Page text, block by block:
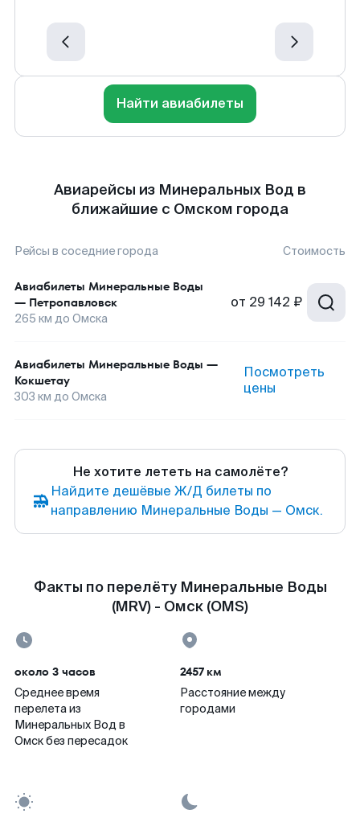
Найти авиабилеты
Авиарейсы из Минеральных Вод в
ближайшие с Омском города
Рейсы в соседние города Стоимость
Авиабилеты Минеральные Воды
— Петропавловск
265 км до Омска
от 29 142 ₽
Авиабилеты Минеральные Воды —
Кокшетау
303 км до Омска
Посмотреть
цены
Не хотите лететь на самолёте?
Найдите дешёвые Ж/Д билеты по
направлению Минеральные Воды — Омск.
Факты по перелёту Минеральные Воды
(MRV) - Омск (OMS)
около 3 часов
Среднее время
перелета из
Минеральных Вод в
Омск без пересадок
2457 км
Расстояние между
городами